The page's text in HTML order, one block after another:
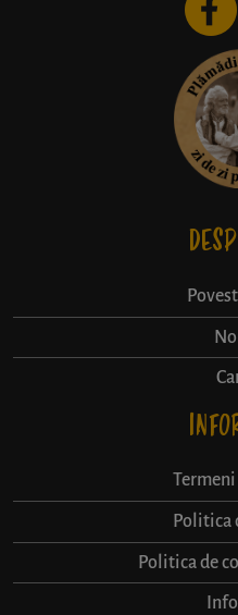
Politica
Politica de